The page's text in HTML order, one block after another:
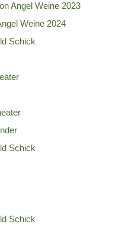
Angel Weine 2023
Weine 2024
Schick
Schick
Schick